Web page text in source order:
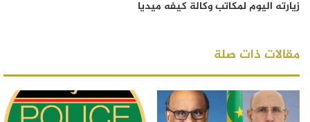
زيارته اليوم لمكاتب وكالة كيفه ميديا
مقالات ذات صلة